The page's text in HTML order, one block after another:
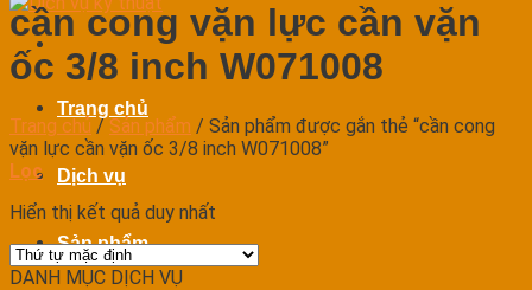
Trang chủ
Dịch vụ
Sản phẩm
cần cong vặn lực cần vặn
ốc 3/8 inch W071008
Trang chủ / Sản phẩm / Sản phẩm được gắn thẻ “cần cong
vặn lực cần vặn ốc 3/8 inch W071008”
Lọc
Hiển thị kết quả duy nhất
DANH MỤC DỊCH VỤ